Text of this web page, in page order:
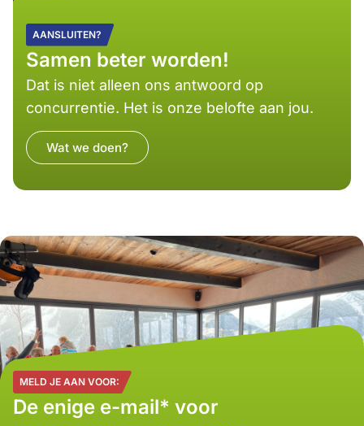
AANSLUITEN?
Samen beter worden!
Dat is niet alleen ons antwoord op
concurrentie. Het is onze belofte aan jou.
Wat we doen?
MELD JE AAN VOOR:
De enige e-mail* voor